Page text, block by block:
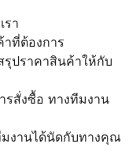
รา
าที่ต้องการ
รุปราคาสินค้าให้กับ
รสั่งซื้อ ทางทีมงาน
มงานได้นัดกับทางคุณ